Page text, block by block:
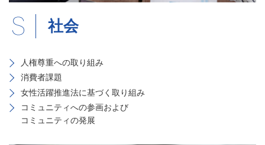
社会
人権尊重への取り組み
消費者課題
女性活躍推進法に基づく取り組み
コミュニティへの参画および
コミュニティの発展